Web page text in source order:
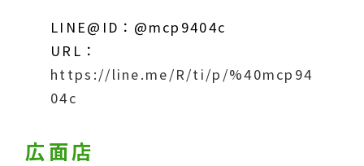
LINE@ID：@mcp9404c
URL：
https://line.me/R/ti/p/%40mcp94
04c
広面店